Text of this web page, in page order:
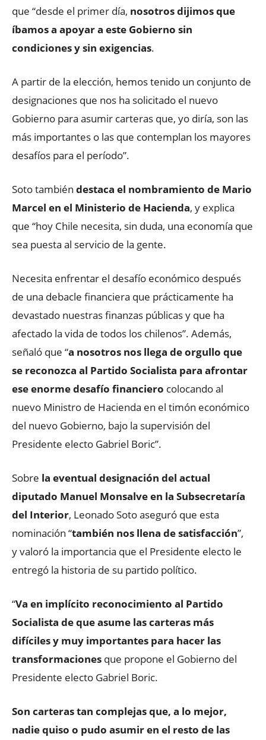
que “desde el primer día, nosotros dijimos que
íbamos a apoyar a este Gobierno sin
condiciones y sin exigencias.
A partir de la elección, hemos tenido un conjunto de
designaciones que nos ha solicitado el nuevo
Gobierno para asumir carteras que, yo diría, son las
más importantes o las que contemplan los mayores
desafíos para el período”.
Soto también destaca el nombramiento de Mario
Marcel en el Ministerio de Hacienda, y explica
que “hoy Chile necesita, sin duda, una economía que
sea puesta al servicio de la gente.
Necesita enfrentar el desafío económico después
de una debacle financiera que prácticamente ha
devastado nuestras finanzas públicas y que ha
afectado la vida de todos los chilenos”. Además,
señaló que “a nosotros nos llega de orgullo que
se reconozca al Partido Socialista para afrontar
ese enorme desafío financiero colocando al
nuevo Ministro de Hacienda en el timón económico
del nuevo Gobierno, bajo la supervisión del
Presidente electo Gabriel Boric”.
Sobre la eventual designación del actual
diputado Manuel Monsalve en la Subsecretaría
del Interior, Leonado Soto aseguró que esta
nominación “también nos llena de satisfacción”,
y valoró la importancia que el Presidente electo le
entregó la historia de su partido político.
“Va en implícito reconocimiento al Partido
Socialista de que asume las carteras más
difíciles y muy importantes para hacer las
transformaciones que propone el Gobierno del
Presidente electo Gabriel Boric.
Son carteras tan complejas que, a lo mejor,
nadie quiso o pudo asumir en el resto de las